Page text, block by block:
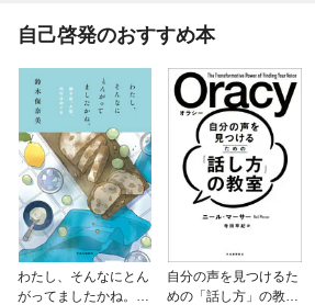
自己啓発のおすすめ本
わたし、そんなにとん
がってましたかね。
自分の声を見つけるた
めの「話し方」の教